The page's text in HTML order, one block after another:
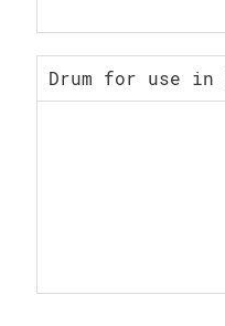
Drum for use in